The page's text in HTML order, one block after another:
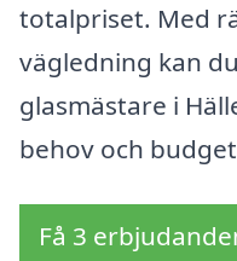
totalpriset. Med
vägledning kan
glasmästare i
behov och
Få 3